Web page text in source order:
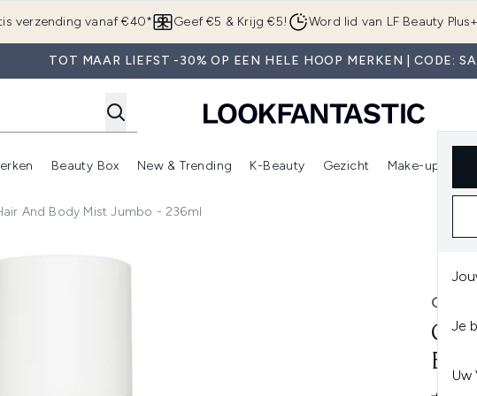
Overslaan naar de hoofdinhoud
verzending vanaf €40* Geef €5 & Krijg €5! Word lid van LF Beauty Plus+
TOT MAAR LIEFST -30% OP EEN HELE HOOP MERKEN | CODE:
Je
Uw
Enter submenu (Zomer)Enter submenu (Sale) Enter submenu (Merken)
Beauty Box
Enter submenu (Beauty Box)
New & Trending
Enter submenu (New & Trending)
K-Beauty
Enter submenu (K-Beauty)
Gezicht Make-up
And Body Mist Jumbo - 236ml
Body Mist Jumbo - 236ml
OUAI